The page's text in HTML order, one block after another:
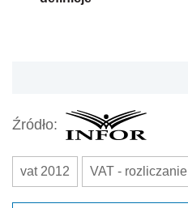
Źródło:
vat 2012 VAT - rozliczanie